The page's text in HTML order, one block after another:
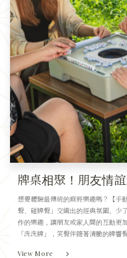
牌桌相聚！朋友情
想要體驗最傳統的麻將樂趣嗎？【手
聲、碰牌聲」交織出的經典氛圍。少
作的樂趣，讓朋友或家人間的互動更
「洗洗牌」，笑聲伴隨著清脆的牌響
View More